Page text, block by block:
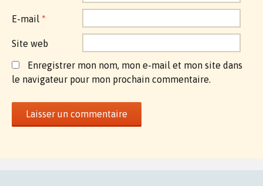
E-mail *
Site web
Enregistrer mon nom, mon e-mail et mon site dans
le navigateur pour mon prochain commentaire.